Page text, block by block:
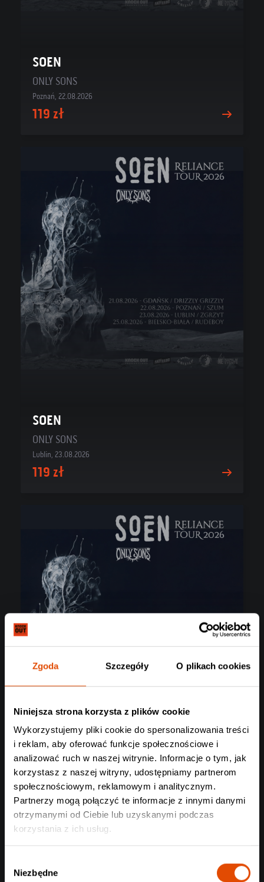
Zgoda Szczegóły O plikach cookies
Niniejsza strona korzysta z plików cookie
Wykorzystujemy pliki cookie do spersonalizowania treści
i reklam, aby oferować funkcje społecznościowe i
analizować ruch w naszej witrynie. Informacje o tym, jak
korzystasz z naszej witryny, udostępniamy partnerom
społecznościowym, reklamowym i analitycznym.
Partnerzy mogą połączyć te informacje z innymi danymi
otrzymanymi od Ciebie lub uzyskanymi podczas
korzystania z ich usług.
zgody
Niezbędne
SOEN
ONLY SONS
Poznań, 22.08.2026
119 zł
SOEN
ONLY SONS
Lublin, 23.08.2026
119 zł
SOEN
ONLY SONS
Bielsko-Biała, 25.08.2026
119 zł